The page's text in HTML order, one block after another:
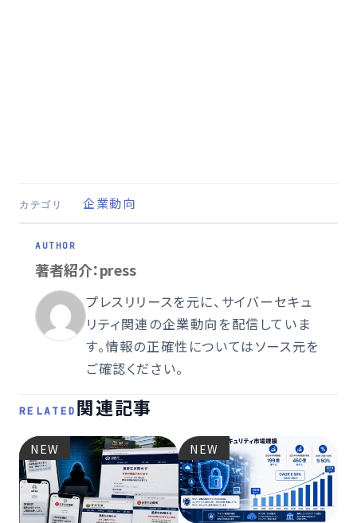
カテゴリ 企業動向
著者紹介：press
プレスリリースを元に、サイバーセキュ
リティ関連の企業動向を配信していま
す。情報の正確性についてはソース元を
ご確認ください。
RELATED 関連記事
NEW NEW